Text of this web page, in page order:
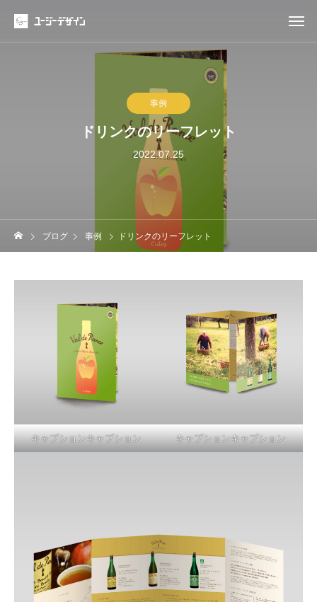
事例
ドリンクのリーフレット
2022.07.25
ブログ 事例 ドリンクのリーフレット
キャプションキャプション キャプションキャプション